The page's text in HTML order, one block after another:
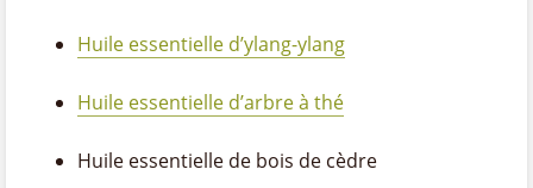
Huile essentielle d’ylang-ylang
Huile essentielle d’arbre à thé
Huile essentielle de bois de cèdre